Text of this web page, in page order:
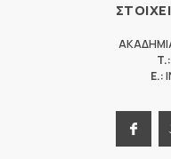
T.:
E.: